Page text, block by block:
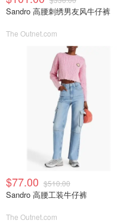
Sandro 高腰刺绣男友风牛仔裤
The Outnet.com
$77.00 $510.00
Sandro 高腰工装牛仔裤
The Outnet.com